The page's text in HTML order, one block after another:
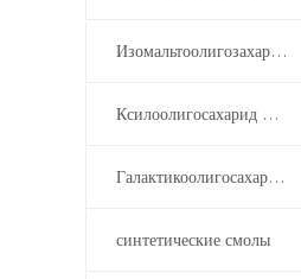
Изомальтоолигозахарид ИМО
Ксилоолигосахарид XOS
Галактикоолигосахарид ГОС
синтетические смолы